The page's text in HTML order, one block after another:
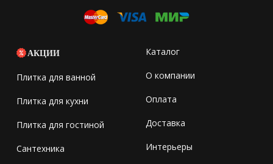
АКЦИИ
Плитка для ванной
Плитка для кухни
Плитка для гостиной
Сантехника
Каталог
О компании
Оплата
Доставка
Интерьеры